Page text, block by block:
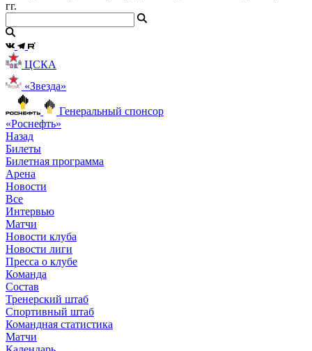
гг.
ЦСКА
«Звезда»
Генеральный спонсор
«Роснефть»
Назад
Билеты
Билетная программа
Арена
Новости
Все
Интервью
Матчи
Новости клуба
Новости лиги
Пресса о клубе
Команда
Состав
Тренерский штаб
Спортивный штаб
Командная статистика
Матчи